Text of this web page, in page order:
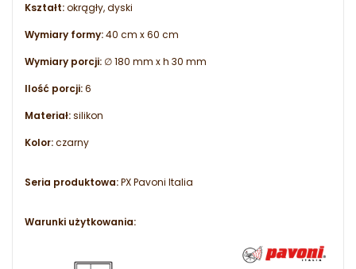
Kształt:okrągły, dyski
Wymiary formy:40 cm x 60 cm
Wymiary porcji: ∅ 180 mm x h 30 mm
Ilość porcji:6
Materiał:silikon
Kolor:czarny
Seria produktowa:PX Pavoni Italia
Warunki użytkowania: